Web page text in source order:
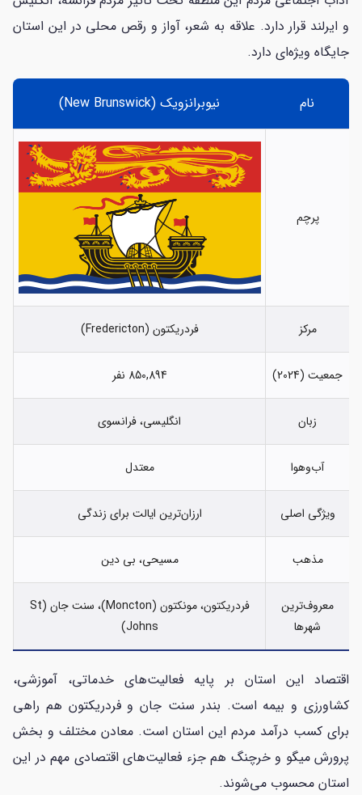
و ایرلند قرار دارد. علاقه به شعر، آواز و رقص محلی در این استان
جایگاه ویژه‌ای دارد.
نام نیوبرانزویک (New Brunswick)
پرچم
مرکز فردریکتون (Fredericton)
جمعیت (2024) 850,894 نفر
زبان انگلیسی، فرانسوی
آب‌وهوا معتدل
ویژگی اصلی ارزان‌ترین ایالت برای زندگی
مذهب مسیحی، بی دین
معروف‌ترین
شهرها
فردریکتون، مونکتون (Moncton)، سنت جان (St
Johns)
اقتصاد این استان بر پایه فعالیت‌های خدماتی، آموزشی،
کشاورزی و بیمه است. بندر سنت جان و فردریکتون هم راهی
برای کسب درآمد مردم این استان است. معادن مختلف و بخش
پرورش میگو و خرچنگ هم جزء فعالیت‌های اقتصادی مهم در این
استان محسوب می‌شوند.